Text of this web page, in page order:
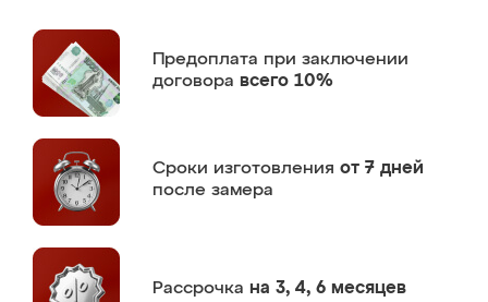
Предоплата при заключении
договора всего 10%
Сроки изготовления от 7 дней
после замера
Рассрочка на 3, 4, 6 месяцев